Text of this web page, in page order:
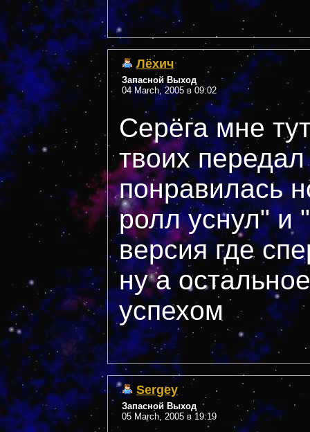
Лёхич
Запасной Выход
04 March, 2005 в 09:02
Серёга мне
твоих
понравилась
ролл уснул" и
версия где
ну а
успехом
Sergey
Запасной Выход
05 March, 2005 в 19:19